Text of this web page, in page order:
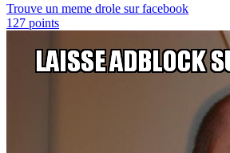
Trouve un meme drole sur facebook
127 points